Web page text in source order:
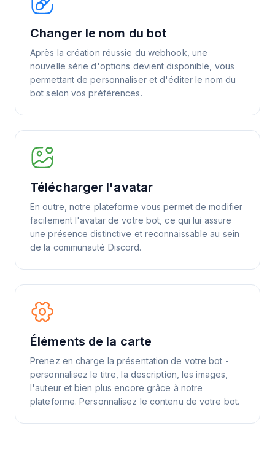
Changer le nom du bot
Après la création réussie du webhook, une
nouvelle série d'options devient disponible, vous
permettant de personnaliser et d'éditer le nom du
bot selon vos préférences.
Télécharger l'avatar
En outre, notre plateforme vous permet de modifier
facilement l'avatar de votre bot, ce qui lui assure
une présence distinctive et reconnaissable au sein
de la communauté Discord.
Éléments de la carte
Prenez en charge la présentation de votre bot -
personnalisez le titre, la description, les images,
l'auteur et bien plus encore grâce à notre
plateforme. Personnalisez le contenu de votre bot.